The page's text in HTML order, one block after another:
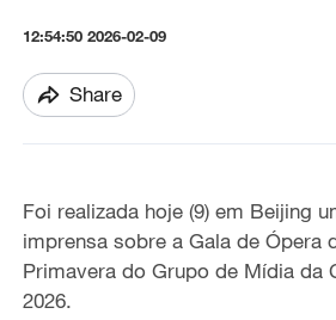
12:54:50 2026-02-09
Share
Foi realizada hoje (9) em Beijing
imprensa sobre a Gala de Ópera
Primavera do Grupo de Mídia da
2026.